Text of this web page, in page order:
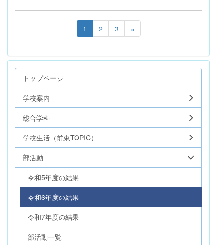
1 2 3 »
トップページ
学校案内
総合学科
学校生活（前東TOPIC）
部活動
令和5年度の結果
令和6年度の結果
令和7年度の結果
部活動一覧